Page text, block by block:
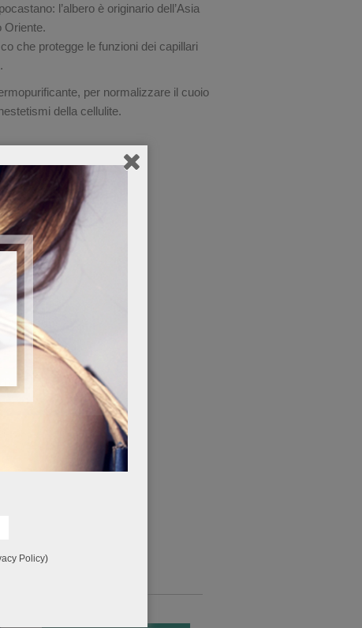
l’albero è originario dell’Asia
Oriente.
che protegge le funzioni dei capillari
per normalizzare il cuoio
della cellulite.
Policy)